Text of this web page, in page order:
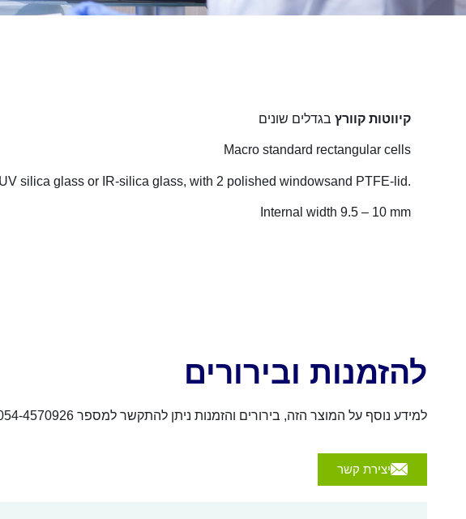
קיווטות קוורץ בגדלים שונים
Macro standard rectangular cells
.Made of optical glass or UV silica glass or IR-silica glass, with 2 polished windowsand PTFE-lid
Internal width 9.5 – 10 mm
להזמנות ובירורים
למידע נוסף על המוצר הזה, בירורים והזמנות ניתן להתקשר למספר 054-4570926 או לשלוח הודעה באמצעות הכפתור להלן:
יצירת קשר